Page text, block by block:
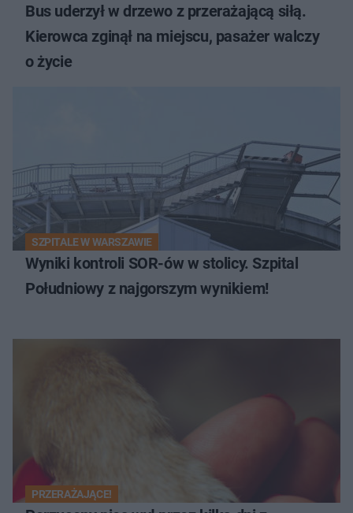
Bus uderzył w drzewo z przerażającą siłą.
Kierowca zginął na miejscu, pasażer walczy
o życie
SZPITALE W WARSZAWIE
Wyniki kontroli SOR-ów w stolicy. Szpital
Południowy z najgorszym wynikiem!
PRZERAŻAJĄCE!